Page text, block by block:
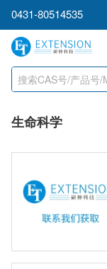
0431-80514535
生命科学